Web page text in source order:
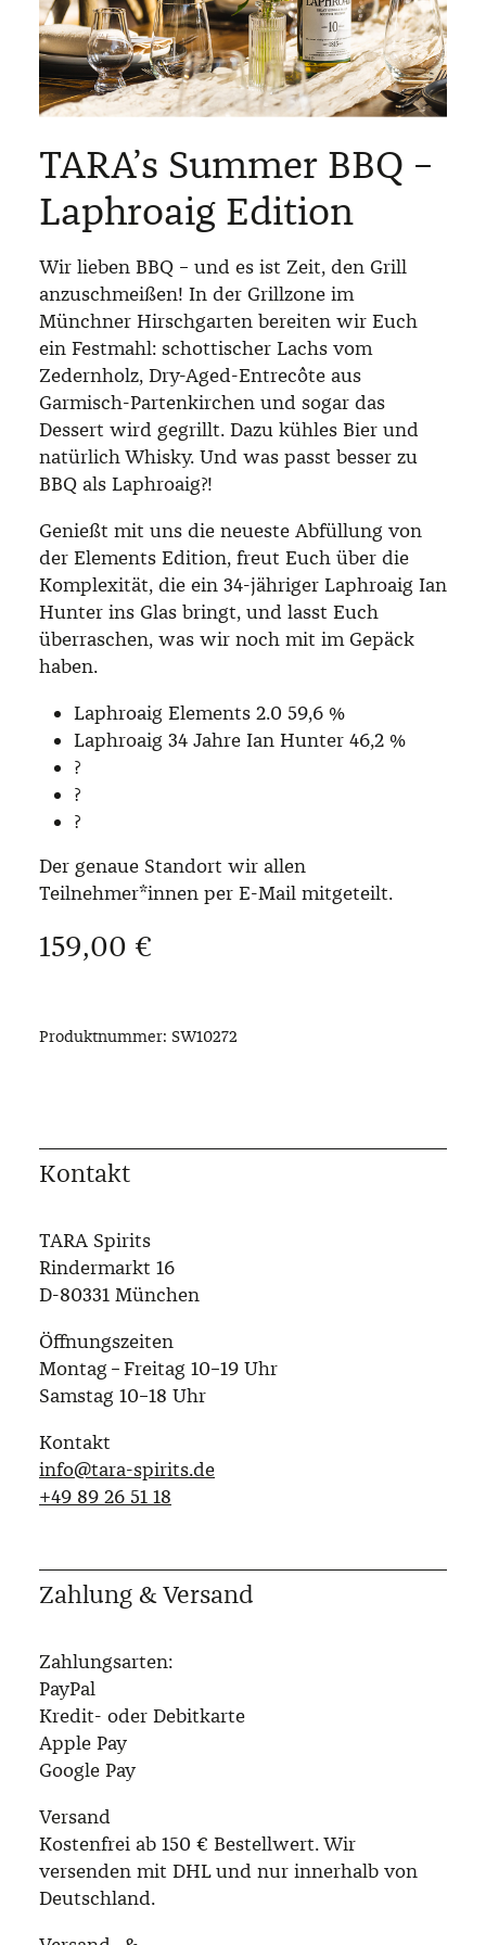
TARA’s Summer BBQ –
Laphroaig Edition
Wir lieben BBQ – und es ist Zeit, den Grill
anzuschmeißen! In der Grillzone im
Münchner Hirschgarten bereiten wir Euch
ein Festmahl: schottischer Lachs vom
Zedernholz, Dry-Aged-Entrecôte aus
Garmisch-Partenkirchen und sogar das
Dessert wird gegrillt. Dazu kühles Bier und
natürlich Whisky. Und was passt besser zu
BBQ als Laphroaig?!
Genießt mit uns die neueste Abfüllung von
der Elements Edition, freut Euch über die
Komplexität, die ein 34-jähriger Laphroaig Ian
Hunter ins Glas bringt, und lasst Euch
überraschen, was wir noch mit im Gepäck
haben.
Laphroaig Elements 2.0 59,6 %
Laphroaig 34 Jahre Ian Hunter 46,2 %
?
?
?
Der genaue Standort wir allen
Teilnehmer*innen per E-Mail mitgeteilt.
Regulärer Preis:
159,00 €
Produktnummer: SW10272
Kontakt
TARA Spirits
Rindermarkt 16
D-80331 München
Öffnungszeiten
Montag – Freitag 10–19 Uhr
Samstag 10–18 Uhr
Kontakt
info@tara-spirits.de
‭+49 89 26 51 18‬
Zahlung & Versand
Zahlungsarten:
PayPal
Kredit- oder Debitkarte
Apple Pay
Google Pay
Versand
Kostenfrei ab 150 € Bestellwert. Wir
versenden mit DHL und nur innerhalb von
Deutschland.